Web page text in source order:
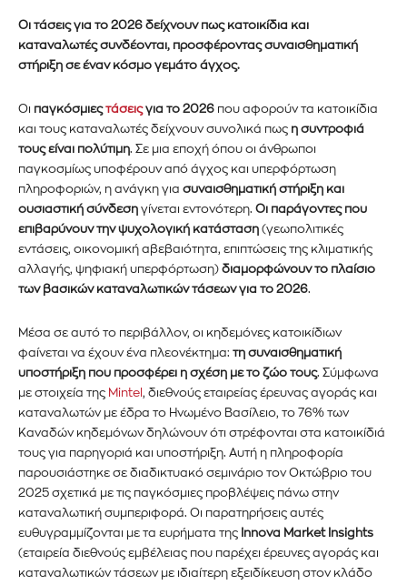
Οι τάσεις για το 2026 δείχνουν πως κατοικίδια και
καταναλωτές συνδέονται, προσφέροντας συναισθηματική
στήριξη σε έναν κόσμο γεμάτο άγχος.
Οι παγκόσμιεςτάσειςγια το 2026 που αφορούν τα κατοικίδια
και τους καταναλωτές δείχνουν συνολικά πως η συντροφιά
τους είναι πολύτιμη. Σε μια εποχή όπου οι άνθρωποι
παγκοσμίως υποφέρουν από άγχος και υπερφόρτωση
πληροφοριών, η ανάγκη για συναισθηματική στήριξη και
ουσιαστική σύνδεση γίνεται εντονότερη. Οι παράγοντες που
επιβαρύνουν την ψυχολογική κατάσταση (γεωπολιτικές
εντάσεις, οικονομική αβεβαιότητα, επιπτώσεις της κλιματικής
αλλαγής, ψηφιακή υπερφόρτωση) διαμορφώνουν το πλαίσιο
των βασικών καταναλωτικών τάσεων για το 2026.
Μέσα σε αυτό το περιβάλλον, οι κηδεμόνες κατοικίδιων
φαίνεται να έχουν ένα πλεονέκτημα: τη συναισθηματική
υποστήριξη που προσφέρει η σχέση με το ζώο τους. Σύμφωνα
με στοιχεία της Mintel , διεθνούς εταιρείας έρευνας αγοράς και
καταναλωτών με έδρα το Ηνωμένο Βασίλειο, το 76% των
Καναδών κηδεμόνων δηλώνουν ότι στρέφονται στα κατοικίδιά
τους για παρηγοριά και υποστήριξη. Αυτή η πληροφορία
παρουσιάστηκε σε διαδικτυακό σεμινάριο τον Οκτώβριο του
2025 σχετικά με τις παγκόσμιες προβλέψεις πάνω στην
καταναλωτική συμπεριφορά. Οι παρατηρήσεις αυτές
ευθυγραμμίζονται με τα ευρήματα της Innova Market Insights
(εταιρεία διεθνούς εμβέλειας που παρέχει έρευνες αγοράς και
καταναλωτικών τάσεων με ιδιαίτερη εξειδίκευση στον κλάδο